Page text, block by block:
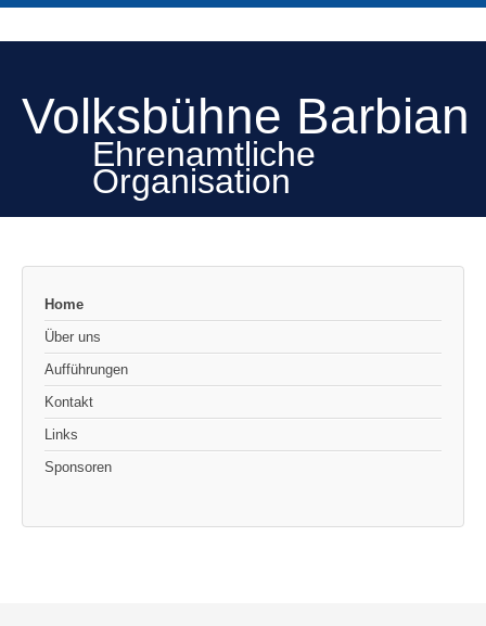
Volksbühne Barbian
Ehrenamtliche
Organisation
Home
Über uns
Aufführungen
Kontakt
Links
Sponsoren